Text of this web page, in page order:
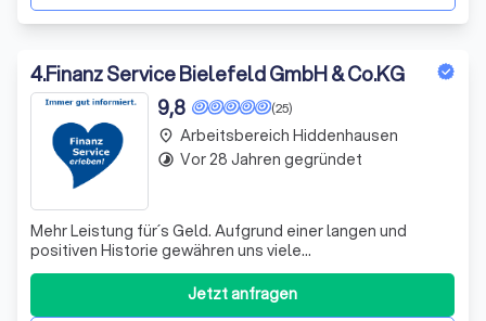
4.Finanz Service Bielefeld GmbH & Co.KG
(25)
9,8
Mehr Leistung für´s Geld. Aufgrund einer langen und
positiven Historie gewähren uns viele
Partnergesellschaften zudem einen Makler-Sonderrabatt
in Höhen zwischen 20–40 % auf die eigentliche
Versicherungsprämie
Jetzt anfragen
place Arbeitsbereich Hiddenhausen
timelapse Vor 28 Jahren gegründet